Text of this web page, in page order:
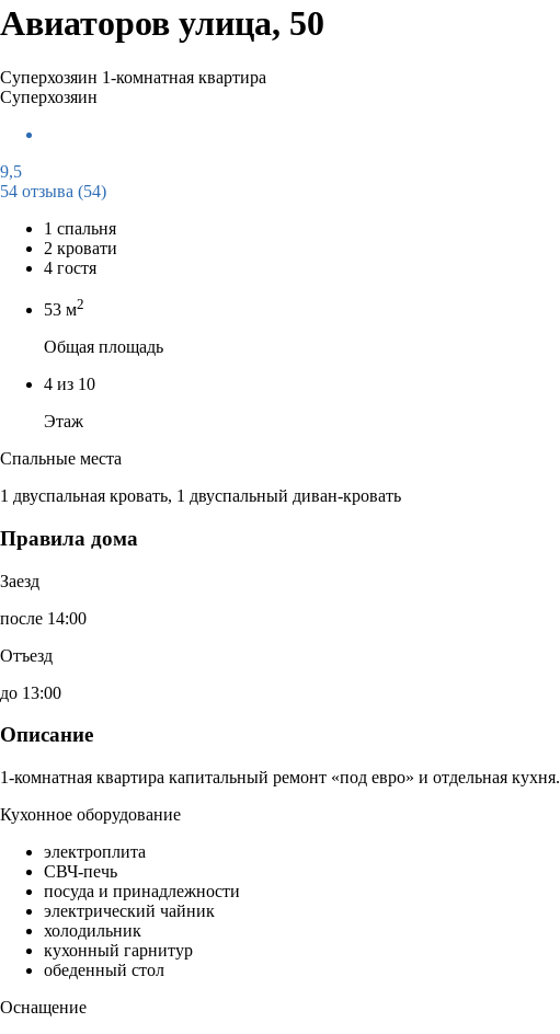
Авиаторов улица, 50
Суперхозяин 1-комнатная квартира
Суперхозяин
9,5
54 отзыва (54)
1 спальня
2 кровати
4 гостя
53 м2
Общая площадь
4 из 10
Этаж
Спальные места
1 двуспальная кровать, 1 двуспальный диван-кровать
Правила дома
Заезд
после 14:00
Отъезд
до 13:00
Описание
1-комнатная квартира капитальный ремонт «под евро» и отдельная кухня.
Кухонное оборудование
электроплита
СВЧ-печь
посуда и принадлежности
электрический чайник
холодильник
кухонный гарнитур
обеденный стол
Оснащение